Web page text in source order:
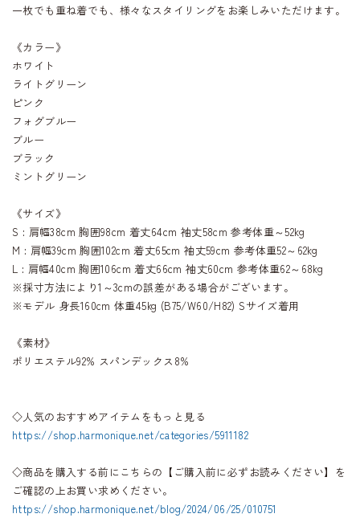
一枚でも重ね着でも、様々なスタイリングをお楽しみいただけます。
《カラー》
ホワイト
ライトグリーン
ピンク
フォグブルー
ブルー
ブラック
ミントグリーン
《サイズ》
S : 肩幅38cm 胸囲98cm 着丈64cm 袖丈58cm 参考体重～52kg
M : 肩幅39cm 胸囲102cm 着丈65cm 袖丈59cm 参考体重52～62kg
L : 肩幅40cm 胸囲106cm 着丈66cm 袖丈60cm 参考体重62～68kg
※採寸方法により1～3cmの誤差がある場合がございます。
※モデル 身長160cm 体重45kg (B75/W60/H82) Sサイズ着用
《素材》
ポリエステル92% スパンデックス8%
◇人気のおすすめアイテムをもっと見る
https://shop.harmonique.net/categories/5911182
◇商品を購入する前にこちらの【ご購入前に必ずお読みください】を
ご確認の上お買い求めください。
https://shop.harmonique.net/blog/2024/06/25/010751